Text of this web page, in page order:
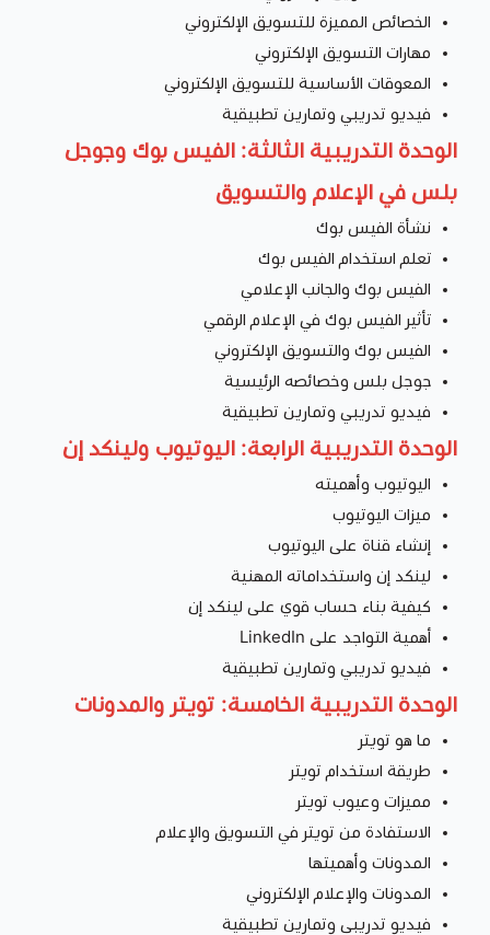
الخصائص المميزة للتسويق الإلكتروني
مهارات التسويق الإلكتروني
المعوقات الأساسية للتسويق الإلكتروني
فيديو تدريبي وتمارين تطبيقية
الوحدة التدريبية الثالثة: الفيس بوك وجوجل
بلس في الإعلام والتسويق
نشأة الفيس بوك
تعلم استخدام الفيس بوك
الفيس بوك والجانب الإعلامي
تأثير الفيس بوك في الإعلام الرقمي
الفيس بوك والتسويق الإلكتروني
جوجل بلس وخصائصه الرئيسية
فيديو تدريبي وتمارين تطبيقية
الوحدة التدريبية الرابعة: اليوتيوب ولينكد إن
اليوتيوب وأهميته
ميزات اليوتيوب
إنشاء قناة على اليوتيوب
لينكد إن واستخداماته المهنية
كيفية بناء حساب قوي على لينكد إن
أهمية التواجد على LinkedIn
فيديو تدريبي وتمارين تطبيقية
الوحدة التدريبية الخامسة: تويتر والمدونات
ما هو تويتر
طريقة استخدام تويتر
مميزات وعيوب تويتر
الاستفادة من تويتر في التسويق والإعلام
المدونات وأهميتها
المدونات والإعلام الإلكتروني
فيديو تدريبي وتمارين تطبيقية